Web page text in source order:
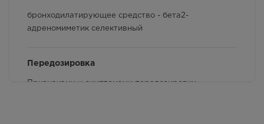
бронходилатирующее средство - бета2-
адреномиметик селективный
Передозировка
Признаками и симптомами передозировки